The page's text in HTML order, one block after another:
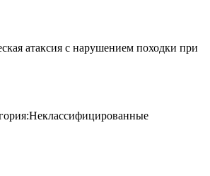
атаксия с нарушением походки при